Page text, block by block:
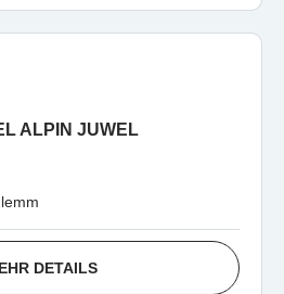
ALPIN JUWEL
DETAILS